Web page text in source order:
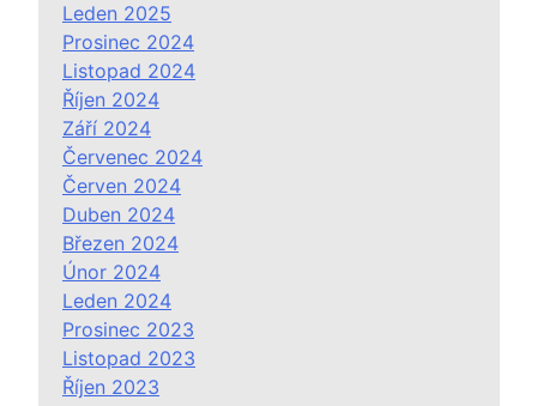
Leden 2025
Prosinec 2024
Listopad 2024
Říjen 2024
Září 2024
Červenec 2024
Červen 2024
Duben 2024
Březen 2024
Únor 2024
Leden 2024
Prosinec 2023
Listopad 2023
Říjen 2023